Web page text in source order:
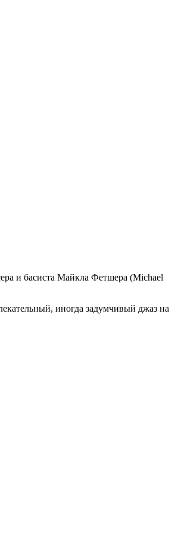
и басиста Майкла Фетшера (Michael
иногда задумчивый джаз на